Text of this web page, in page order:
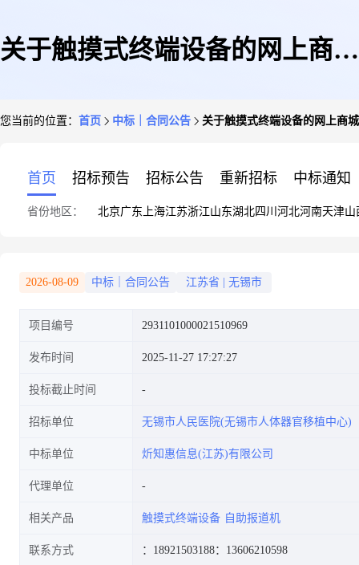
关于触摸式终端设备的网上商城
您当前的位置： 首页 中标｜合同公告 关于触摸式终端设备的网上商
首页 招标预告 招标公告 重新招标 中标通知
省份地区： 北京广东 上海江苏浙江山东湖北四川 河北河南天津山
2026-08-09 中标｜合同公告 江苏省 无锡市
项目编号 2931101000021510969
发布时间 2025-11-27 17:27:27
投标截止时间
招标单位 无锡市人民医院(无锡市人体器官移植中心)
中标单位 炘知惠信息(江苏)有限公司
代理单位
相关产品 触摸式终端设备 自助报道机
联系方式 ：18921503188：13606210598